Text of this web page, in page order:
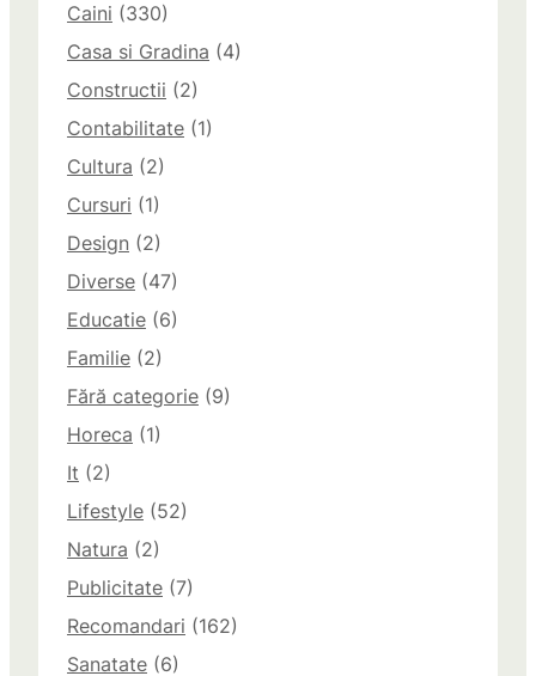
Caini (330)
Casa si Gradina (4)
Constructii (2)
Contabilitate (1)
Cultura (2)
Cursuri (1)
Design (2)
Diverse (47)
Educatie (6)
Familie (2)
Fără categorie (9)
Horeca (1)
It (2)
Lifestyle (52)
Natura (2)
Publicitate (7)
Recomandari (162)
Sanatate (6)